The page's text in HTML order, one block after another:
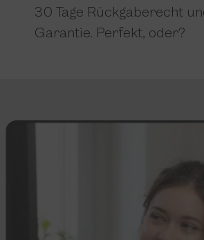
30 Tage Rückgaberecht
Garantie. Perfekt, oder?